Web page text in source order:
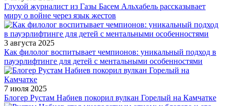
Глухой журналист из Газы Басем Альхабель рассказывает
миру о войне через язык жестов
3 августа 2025
Как филолог воспитывает чемпионов: уникальный подход в
пауэрлифтинге для детей с ментальными особенностями
7 июля 2025
Блогер Рустам Набиев покорил вулкан Горелый на Камчатке